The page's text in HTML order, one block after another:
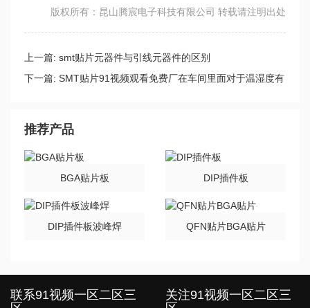
版权所有：昆山腾宸电子科技有限公司 转载请注明出处
上一篇: smt贴片元器件与引线元器件的区别
下一篇: SMT贴片91视频观看免费厂在车间里面对于温湿度有
推荐产品
BGA贴片板 DIP插件板
DIP插件板波峰焊 QFN贴片BGA贴片
联系91视频一区二区三
关注91视频一区二区三